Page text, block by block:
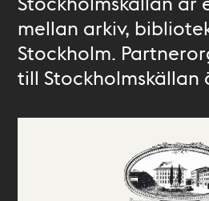
mellan arkiv,
Stockholm.
till Stockholmskällan